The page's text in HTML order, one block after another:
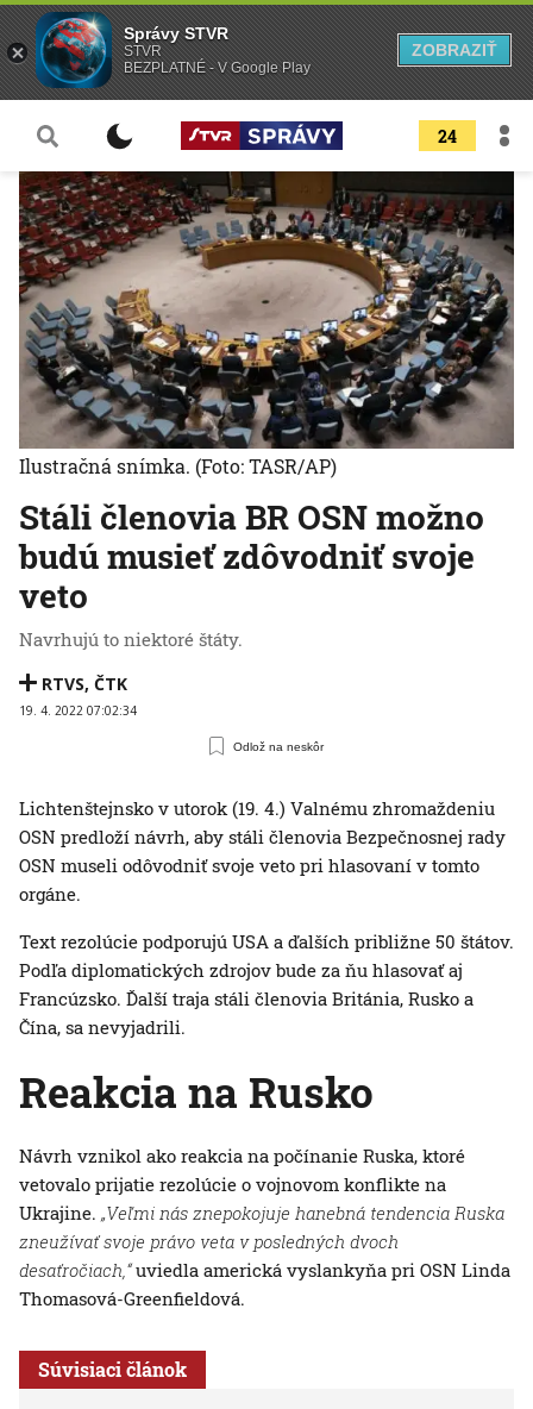
24
Stáli členovia BR OSN možno
budú musieť zdôvodniť svoje
veto
Navrhujú to niektoré štáty.
RTVS, ČTK
19. 4. 2022 07:02:34
Odlož na neskôr
Ilustračná snímka. (Foto: TASR/AP)
Lichtenštejnsko v utorok (19. 4.) Valnému zhromaždeniu
OSN predloží návrh, aby stáli členovia Bezpečnosnej rady
OSN museli odôvodniť svoje veto pri hlasovaní v tomto
orgáne.
Text rezolúcie podporujú USA a ďalších približne 50 štátov.
Podľa diplomatických zdrojov bude za ňu hlasovať aj
Francúzsko. Ďalší traja stáli členovia Británia, Rusko a
Čína, sa nevyjadrili.
Reakcia na Rusko
Návrh vznikol ako reakcia na počínanie Ruska, ktoré
vetovalo prijatie rezolúcie o vojnovom konflikte na
Ukrajine. „Veľmi nás znepokojuje hanebná tendencia Ruska
zneužívať svoje právo veta v posledných dvoch
desaťročiach,“uviedla americká vyslankyňa pri OSN Linda
Thomasová-Greenfieldová.
Súvisiaci článok
Správy STVR
STVR
BEZPLATNÉ - V Google Play
ZOBRAZIŤ